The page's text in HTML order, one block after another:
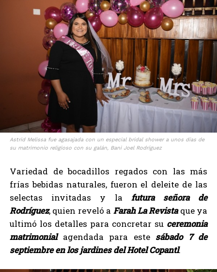
Astrid Melissa fue agasajada con un especial bridal shower a unos días de
su matrimonio religioso con su galán, Bani Joel Rodríguez
Variedad de bocadillos regados con las más
frías bebidas naturales, fueron el deleite de las
selectas invitadas y la futura señora de
Rodríguez, quien reveló a Farah La Revistaque ya
ultimó los detalles para concretar su ceremonia
matrimonialagendada para este sábado 7 de
septiembre en los jardines del Hotel Copantl.